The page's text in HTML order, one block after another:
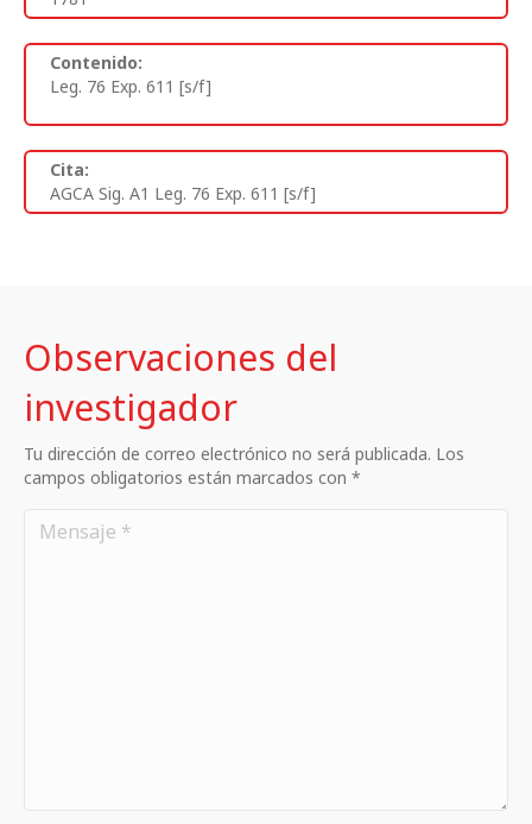
Contenido:
Leg. 76 Exp. 611 [s/f]
Cita:
AGCA Sig. A1 Leg. 76 Exp. 611 [s/f]
Observaciones del
investigador
Tu dirección de correo electrónico no será publicada. Los
campos obligatorios están marcados con *